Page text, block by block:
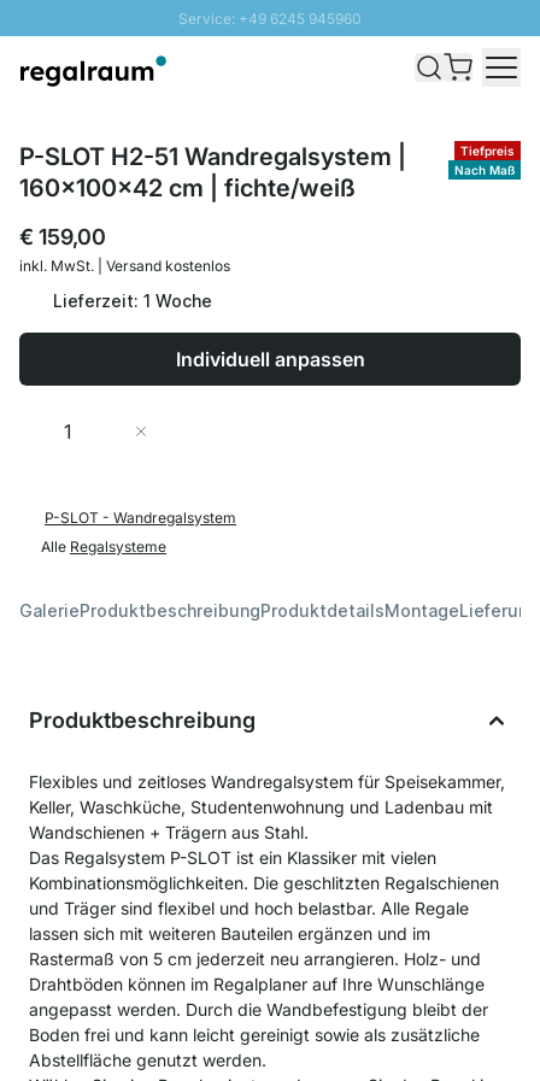
Service: +49 6245 945960
Schnelle Lieferung - Gratis Versand ab 100€
Tiefpreis
Nach Maß
P-SLOT H2-51 Wandregalsystem |
160x100x42 cm | fichte/weiß
€ 159,00
inkl. MwSt. | Versand kostenlos
Lieferzeit: 1 Woche
Individuell anpassen
Menge
P-SLOT - Wandregalsystem
Alle Regalsysteme
GalerieProduktbeschreibungProduktdetailsMontage
Produktbeschreibung
Flexibles und zeitloses Wandregalsystem für Speisekammer,
Keller, Waschküche, Studentenwohnung und Ladenbau mit
Wandschienen + Trägern aus Stahl.
Das Regalsystem P-SLOT ist ein Klassiker mit vielen
Kombinationsmöglichkeiten. Die geschlitzten Regalschienen
und Träger sind flexibel und hoch belastbar. Alle Regale
lassen sich mit weiteren Bauteilen ergänzen und im
Rastermaß von 5 cm jederzeit neu arrangieren. Holz- und
Drahtböden können im Regalplaner auf Ihre Wunschlänge
angepasst werden. Durch die Wandbefestigung bleibt der
Boden frei und kann leicht gereinigt sowie als zusätzliche
Abstellfläche genutzt werden.